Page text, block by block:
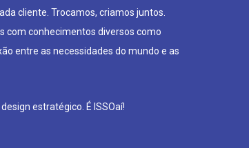
cliente. Trocamos, criamos juntos.
com conhecimentos diversos como
entre as necessidades do mundo e as
estratégico. É ISSOaí!